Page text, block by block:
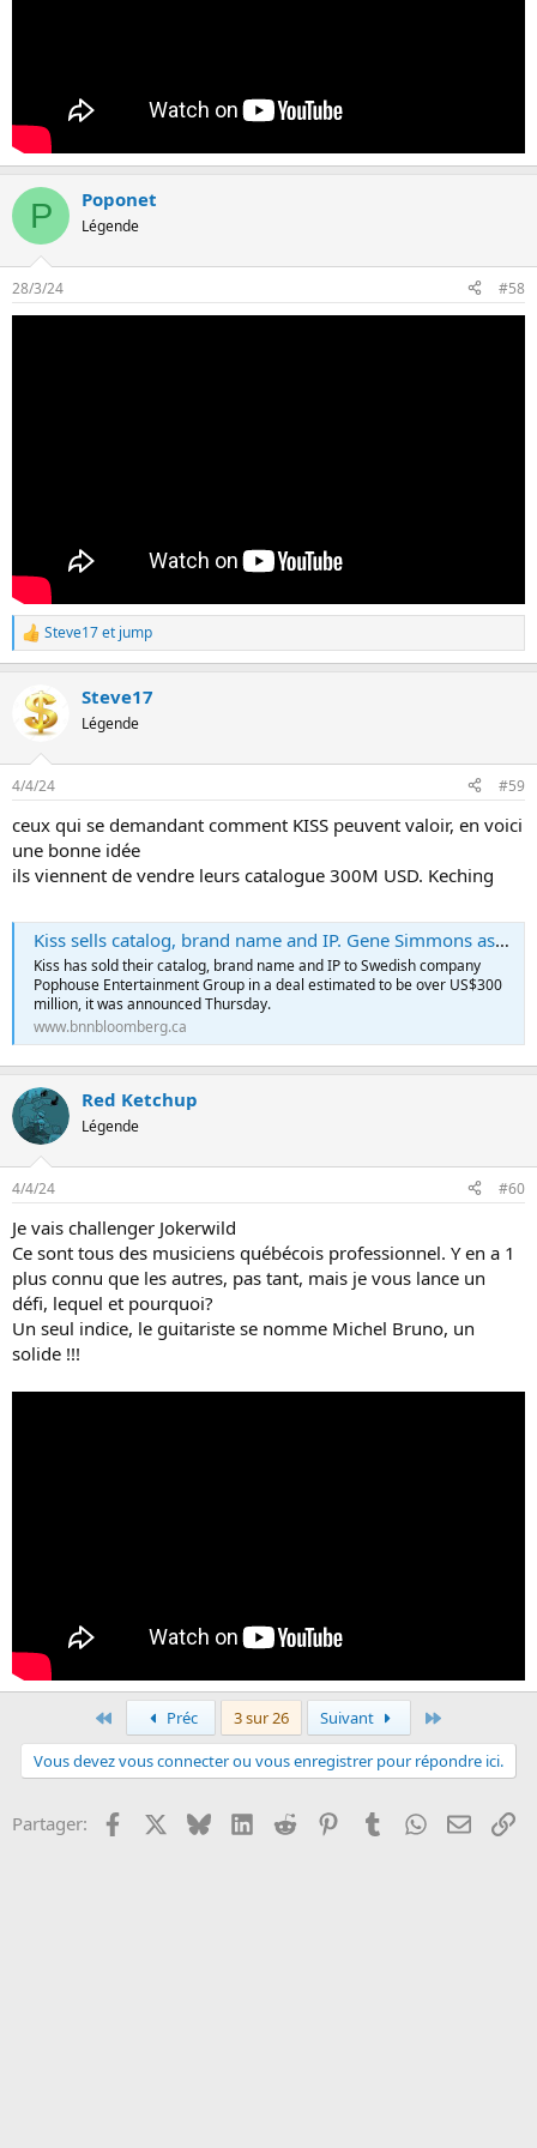
P Poponet
Légende
28/3/24 #58
L
e
r
é
a
i
n
s
:
Steve17et jump
Steve17
Légende
4/4/24 #59
ceux qui se demandant comment KISS peuvent valoir, en voici
une bonne idée
ils viennent de vendre leurs catalogue 300M USD. Keching
Kiss sells catalog, brand name and IP. Gene Simmons assures fans it is a 'collaboration' - BNN Bloomberg
Kiss has sold their catalog, brand name and IP to Swedish company
Pophouse Entertainment Group in a deal estimated to be over US$300
million, it was announced Thursday.
www.bnnbloomberg.ca
Red Ketchup
Légende
4/4/24 #60
Je vais challenger Jokerwild
Ce sont tous des musiciens québécois professionnel. Y en a 1
plus connu que les autres, pas tant, mais je vous lance un
défi, lequel et pourquoi?
Un seul indice, le guitariste se nomme Michel Bruno, un
solide !!!
PremierPréc 3 sur 26 Suivant
Vous devez vous connecter ou vous enregistrer pour répondre ici.
Partager: Facebook BlueskyLinkedInReddit PinterestTumblrWhatsApp
Email